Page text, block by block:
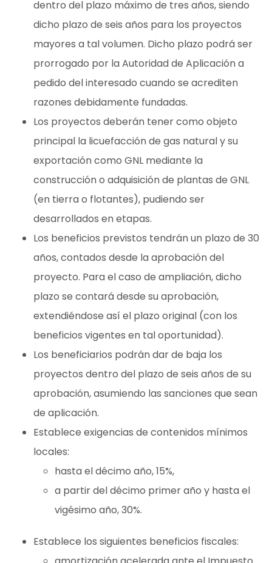
dentro del plazo máximo de tres años, siendo
dicho plazo de seis años para los proyectos
mayores a tal volumen. Dicho plazo podrá ser
prorrogado por la Autoridad de Aplicación a
pedido del interesado cuando se acrediten
razones debidamente fundadas.
Los proyectos deberán tener como objeto
principal la licuefacción de gas natural y su
exportación como GNL mediante la
construcción o adquisición de plantas de GNL
(en tierra o flotantes), pudiendo ser
desarrollados en etapas.
Los beneficios previstos tendrán un plazo de 30
años, contados desde la aprobación del
proyecto. Para el caso de ampliación, dicho
plazo se contará desde su aprobación,
extendiéndose así el plazo original (con los
beneficios vigentes en tal oportunidad).
Los beneficiarios podrán dar de baja los
proyectos dentro del plazo de seis años de su
aprobación, asumiendo las sanciones que sean
de aplicación.
Establece exigencias de contenidos mínimos
locales:
hasta el décimo año, 15%,
a partir del décimo primer año y hasta el
vigésimo año, 30%.
Establece los siguientes beneficios fiscales: